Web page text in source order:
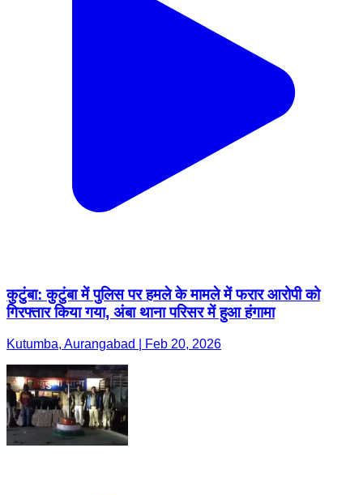
कुटुंबा: कुटुंबा में पुलिस पर हमले के मामले में फरार आरोपी को
गिरफ्तार किया गया, अंबा थाना परिसर में हुआ हंगामा
Kutumba, Aurangabad | Feb 20, 2026